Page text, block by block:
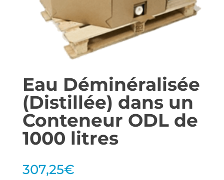
Eau Déminéralisée
(Distillée) dans un
Conteneur ODL de
1000 litres
307,25€